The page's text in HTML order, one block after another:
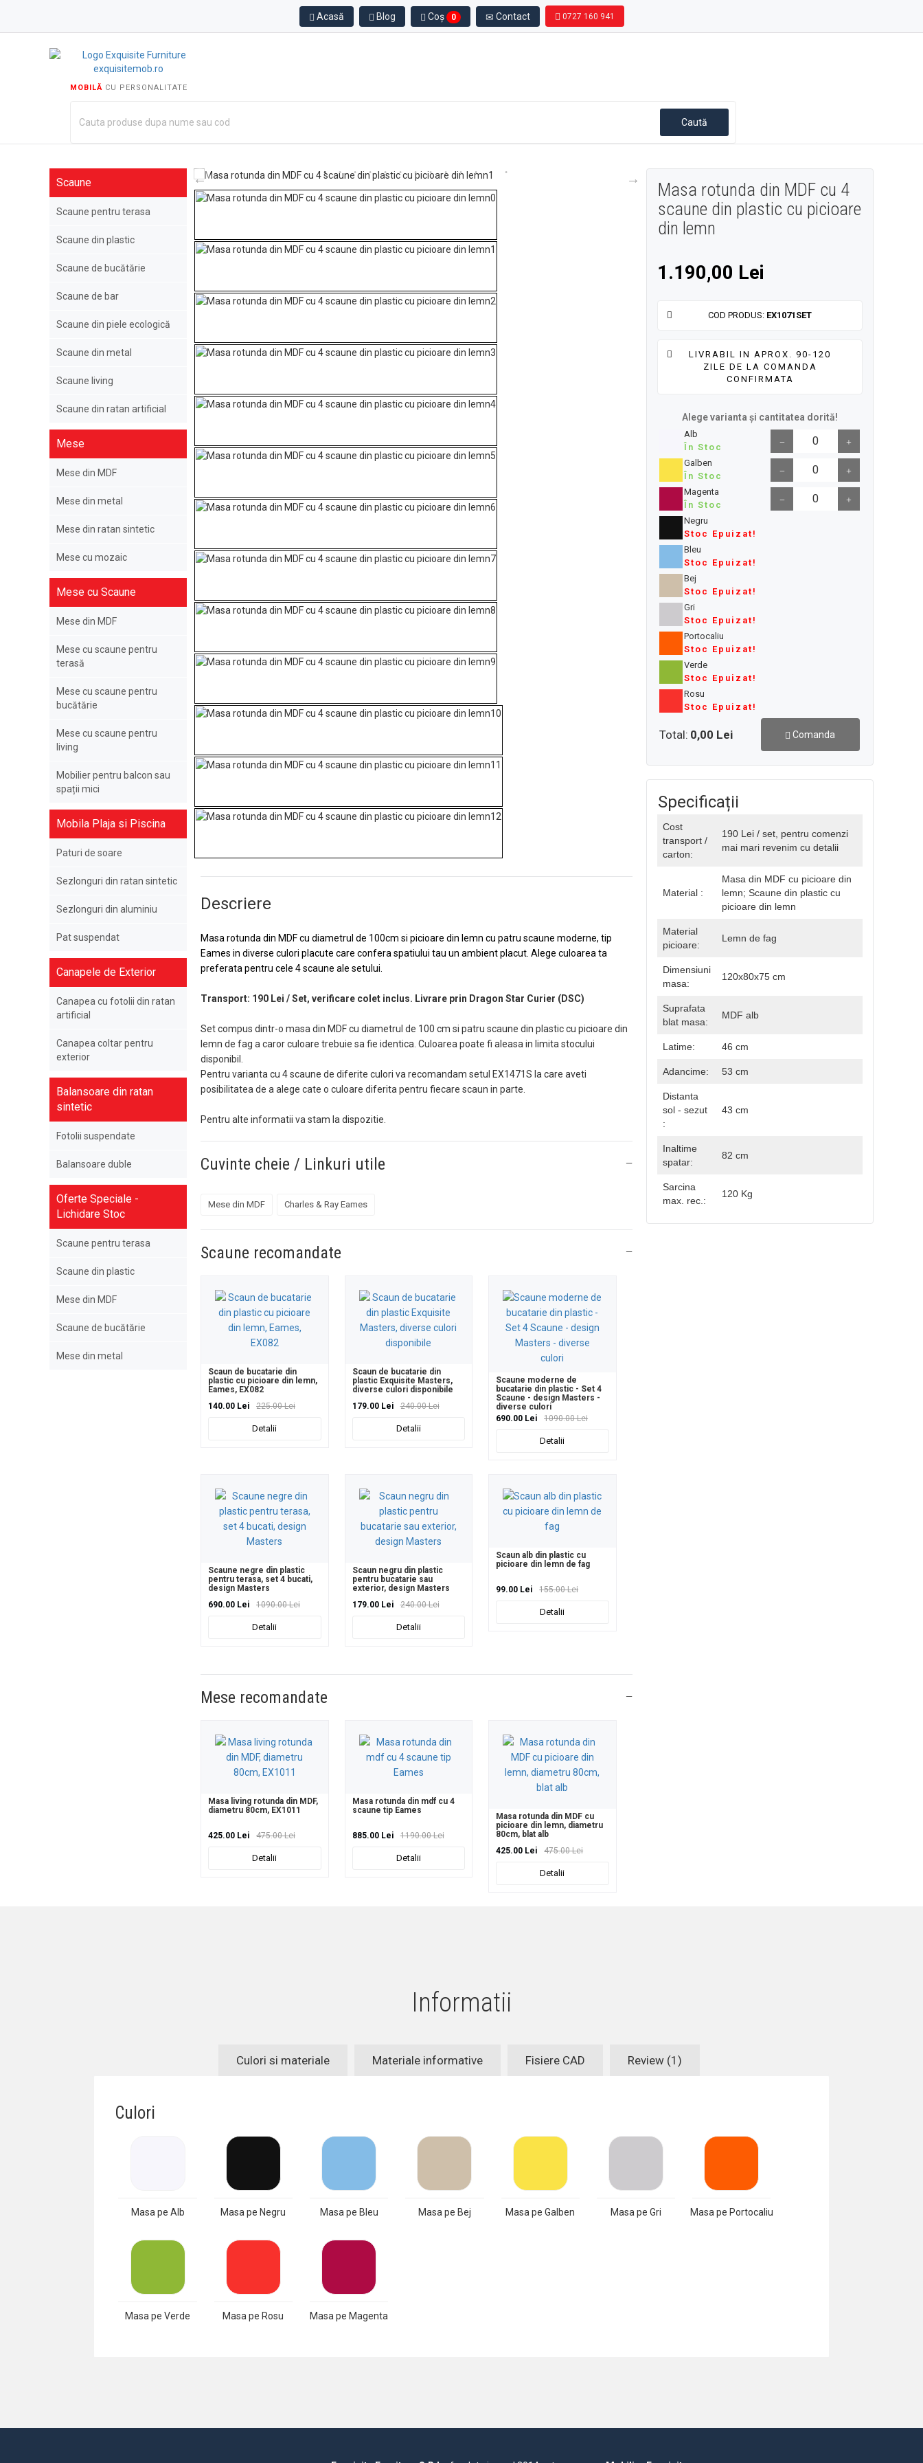
Acasă Blog Coș 0 Contact 0727 160 941
MOBILĂCU PERSONALITATE
Scaune
Scaune pentru terasa
Scaune din plastic
Scaune de bucătărie
Scaune de bar
Scaune din piele ecologică
Scaune din metal
Scaune living
Scaune din ratan artificial
Mese
Mese din MDF
Mese din metal
Mese din ratan sintetic
Mese cu mozaic
Mese cu Scaune
Mese din MDF
Mese cu scaune pentru
terasă
Mese cu scaune pentru
bucătărie
Mese cu scaune pentru
living
Mobilier pentru balcon sau
spații mici
Mobila Plaja si Piscina
Paturi de soare
Sezlonguri din ratan sintetic
Sezlonguri din aluminiu
Pat suspendat
Canapele de Exterior
Canapea cu fotolii din ratan
artificial
Canapea coltar pentru
exterior
Balansoare din ratan
sintetic
Fotolii suspendate
Balansoare duble
Oferte Speciale -
Lichidare Stoc
Scaune pentru terasa
Scaune din plastic
Mese din MDF
Scaune de bucătărie
Mese din metal
Descriere
Masa rotunda din MDF cu diametrul de 100cm si picioare din lemn cu patru scaune moderne, tip
Eames in diverse culori placute care confera spatiului tau un ambient placut. Alege culoarea ta
preferata pentru cele 4 scaune ale setului.
Transport: 190 Lei / Set, verificare colet inclus. Livrare prin Dragon Star Curier (DSC)
Set compus dintr-o masa din MDF cu diametrul de 100 cm si patru scaune din plastic cu picioare din
lemn de fag a caror culoare trebuie sa fie identica. Culoarea poate fi aleasa in limita stocului
disponibil.
Pentru varianta cu 4 scaune de diferite culori va recomandam setul EX1471S la care aveti
posibilitatea de a alege cate o culoare diferita pentru fiecare scaun in parte.
Pentru alte informatii va stam la dispozitie.
Cuvinte cheie / Linkuri utile
Mese din MDF Charles & Ray Eames
Scaune recomandate
Scaun de bucatarie din
plastic cu picioare din lemn,
Eames, EX082
140.00 Lei
225.00 Lei
Detalii
Scaun de bucatarie din
plastic Exquisite Masters,
diverse culori disponibile
179.00 Lei
240.00 Lei
Detalii
Scaune moderne de
bucatarie din plastic - Set 4
Scaune - design Masters -
diverse culori
690.00 Lei
1090.00 Lei
Detalii
Scaune negre din plastic
pentru terasa, set 4 bucati,
design Masters
690.00 Lei
1090.00 Lei
Detalii
Scaun negru din plastic
pentru bucatarie sau
exterior, design Masters
179.00 Lei
240.00 Lei
Detalii
Scaun alb din plastic cu
picioare din lemn de fag
99.00 Lei 155.00 Lei
Detalii
Mese recomandate
Masa living rotunda din MDF,
diametru 80cm, EX1011
425.00 Lei 475.00 Lei
Detalii
Masa rotunda din mdf cu 4
scaune tip Eames
885.00 Lei 1190.00 Lei
Detalii
Masa rotunda din MDF cu
picioare din lemn, diametru
80cm, blat alb
425.00 Lei
475.00 Lei
Detalii
Masa rotunda din MDF cu 4
scaune din plastic cu picioare
din lemn
1.190,00 Lei
COD PRODUS: EX1071SET
LIVRABIL IN APROX. 90-120
ZILE DE LA COMANDA
CONFIRMATA
Alege varianta și cantitatea dorită!
Alb
În Stoc
Galben
În Stoc
Magenta
În Stoc
Negru
Stoc Epuizat!
Bleu
Stoc Epuizat!
Bej
Stoc Epuizat!
Gri
Stoc Epuizat!
Portocaliu
Stoc Epuizat!
Verde
Stoc Epuizat!
Rosu
Stoc Epuizat!
Total: 0,00 Lei Comanda
Specificații
Cost
transport /
carton:
190 Lei / set, pentru comenzi
mai mari revenim cu detalii
Material :
Masa din MDF cu picioare din
lemn; Scaune din plastic cu
picioare din lemn
Material
picioare:
Lemn de fag
Dimensiuni
masa:
120x80x75 cm
Suprafata
blat masa:
MDF alb
Latime: 46 cm
Adancime: 53 cm
Distanta
sol - sezut
:
43 cm
Inaltime
spatar:
82 cm
Sarcina
max. rec.:
120 Kg
Informatii
Culori si materiale Materiale informative Fisiere CAD Review (1)
Culori
Masa pe Alb Masa pe Negru Masa pe Bleu Masa pe Bej Masa pe Galben Masa pe Gri Masa pe Portocaliu
Masa pe Verde Masa pe Rosu Masa pe Magenta